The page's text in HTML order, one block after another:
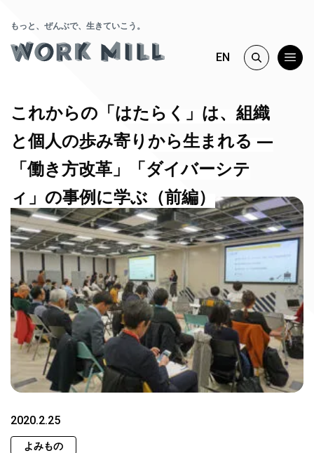
もっと、ぜんぶで、生きていこう。
EN
これからの「はたらく」は、組織
と個人の歩み寄りから生まれる ―
「働き方改革」「ダイバーシテ
ィ」の事例に学ぶ（前編）
2020.2.25
よみもの